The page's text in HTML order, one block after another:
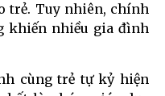
trẻ. Tuy nhiên, chính
khiến nhiều gia đình
cùng trẻ tự kỷ hiện